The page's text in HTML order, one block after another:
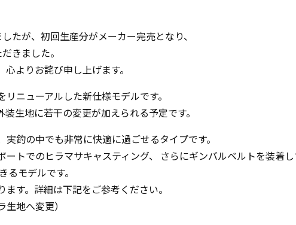
たが、初回生産分がメーカー完売となり、
きました。
よりお詫び申し上げます。
ニューアルした新仕様モデルです。
生地に若干の変更が加えられる予定です。
釣の中でも非常に快適に過ごせるタイプです。
ートでのヒラマサキャスティング、 さらにギンバルベルトを装着
るモデルです。
す。詳細は下記をご参考ください。
生地へ変更）